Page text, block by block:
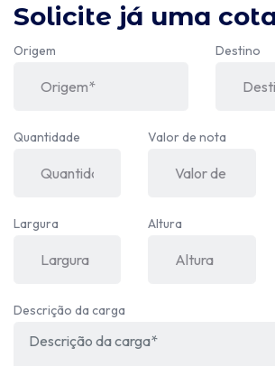
Solicite já uma
Origem Destino
Quantidade Valor de nota
Largura Altura
Descrição da carga